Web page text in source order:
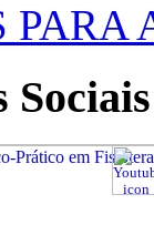
Sociais